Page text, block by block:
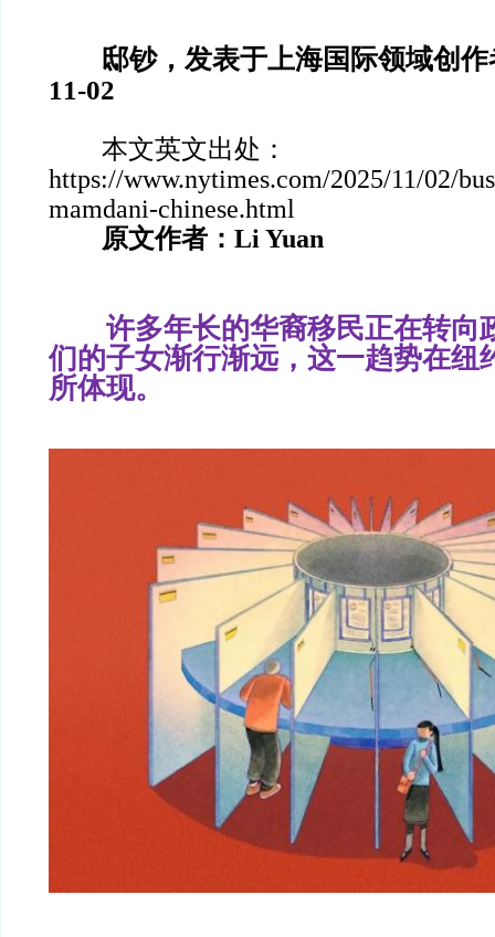
邸钞，发表于上海国际领域创作
11-02
本文英文出处：
https://www.nytimes.com/2025/11/02/
mamdani-chinese.html
原文作者：Li Yuan
许多年长的华裔移民正在转向
们的子女渐行渐远，这一趋势在纽
所体现。